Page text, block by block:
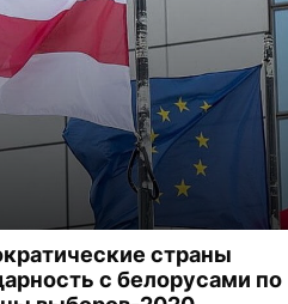
страны
с белорусами по